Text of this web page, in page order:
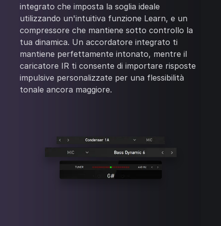
integrato che imposta la soglia ideale
utilizzando un'intuitiva funzione Learn, e un
compressore che mantiene sotto controllo la
tua dinamica. Un accordatore integrato ti
mantiene perfettamente intonato, mentre il
caricatore IR ti consente di importare risposte
impulsive personalizzate per una flessibilità
tonale ancora maggiore.